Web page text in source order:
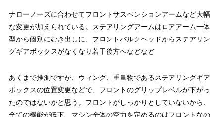
ナローノーズに合わせてフロントサスペンションアームなど大幅
な変更が加えられている。ステアリングアームはロアアーム一体
型から個別にむき出しに、フロントバルクヘッドからステアリン
グギアボックスがなくなり若干後方へなどなど
あくまで推測ですが、ウィング、重量物であるステアリングギア
ボックスの位置変更などで、フロントのグリップレベルが下がっ
たのではないかと思う。フロントがしっかりとしていないから、
全ての機能が低下、マシン全体の空力を定めるのはフロントなの